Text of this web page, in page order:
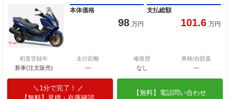
本体価格
98 万円
支払総額
101.6 万円
初度登録年
新車(注文販売)
走行距離
―
修復歴
なし
車検/自賠責
―
1分で完了！
【無料】電話問い合わせ